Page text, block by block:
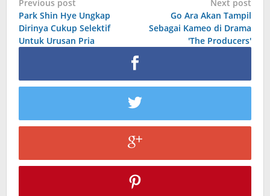
Post
navigation
Previous post
Park Shin Hye Ungkap
Dirinya Cukup Selektif
Untuk Urusan Pria
Next post
Go Ara Akan Tampil
Sebagai Kameo di Drama
′The Producers′